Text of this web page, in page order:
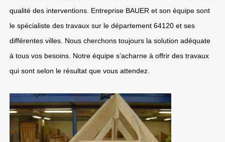
qualité des interventions. Entreprise BAUER et son équipe sont
le spécialiste des travaux sur le département 64120 et ses
différentes villes. Nous cherchons toujours la solution adéquate
à tous vos besoins. Notre équipe s’acharne à offrir des travaux
qui sont selon le résultat que vous attendez.